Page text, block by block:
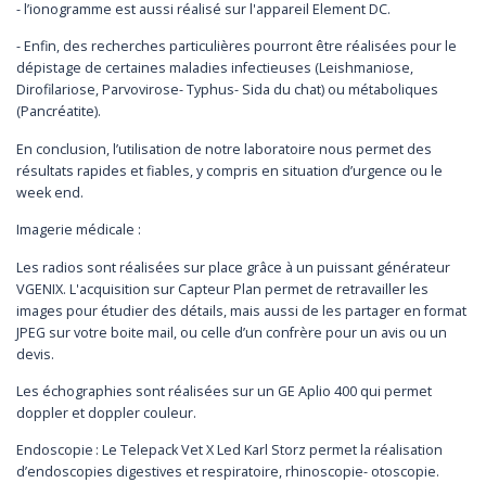
- l’ionogramme est aussi réalisé sur l'appareil Element DC.
- Enfin, des recherches particulières pourront être réalisées pour le
dépistage de certaines maladies infectieuses (Leishmaniose,
Dirofilariose, Parvovirose- Typhus- Sida du chat) ou métaboliques
(Pancréatite).
En conclusion, l’utilisation de notre laboratoire nous permet des
résultats rapides et fiables, y compris en situation d’urgence ou le
week end.
Imagerie médicale :
Les radios sont réalisées sur place grâce à un puissant générateur
VGENIX. L'acquisition sur Capteur Plan permet de retravailler les
images pour étudier des détails, mais aussi de les partager en format
JPEG sur votre boite mail, ou celle d’un confrère pour un avis ou un
devis.
Les échographies sont réalisées sur un GE Aplio 400 qui permet
doppler et doppler couleur.
Endoscopie : Le Telepack Vet X Led Karl Storz permet la réalisation
d’endoscopies digestives et respiratoire, rhinoscopie- otoscopie.